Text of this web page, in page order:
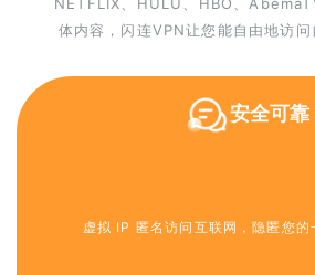
NETFLIX、HULU、HBO、
体内容，闪连VPN让您能自由地访问
安全可靠
虚拟 IP 匿名访问互联网，隐匿您的